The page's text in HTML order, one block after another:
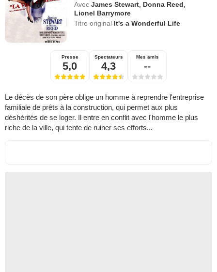
Avec James Stewart Donna Reed
Lionel Barrymore
Titre original It's a Wonderful Life
Presse
5,0
Spectateurs
4,3
Mes amis
--
Le décès de son père oblige un homme à reprendre l'entreprise
familiale de prêts à la construction, qui permet aux plus
déshérités de se loger. Il entre en conflit avec l'homme le plus
riche de la ville, qui tente de ruiner ses efforts...